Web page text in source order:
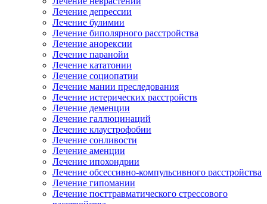
Лечение депрессии
Лечение булимии
Лечение биполярного расстройства
Лечение анорексии
Лечение паранойи
Лечение кататонии
Лечение социопатии
Лечение мании преследования
Лечение истерических расстройств
Лечение деменции
Лечение галлюцинаций
Лечение клаустрофобии
Лечение сонливости
Лечение аменции
Лечение ипохондрии
Лечение обсессивно-компульсивного расстройства
Лечение гипомании
Лечение посттравматического стрессового